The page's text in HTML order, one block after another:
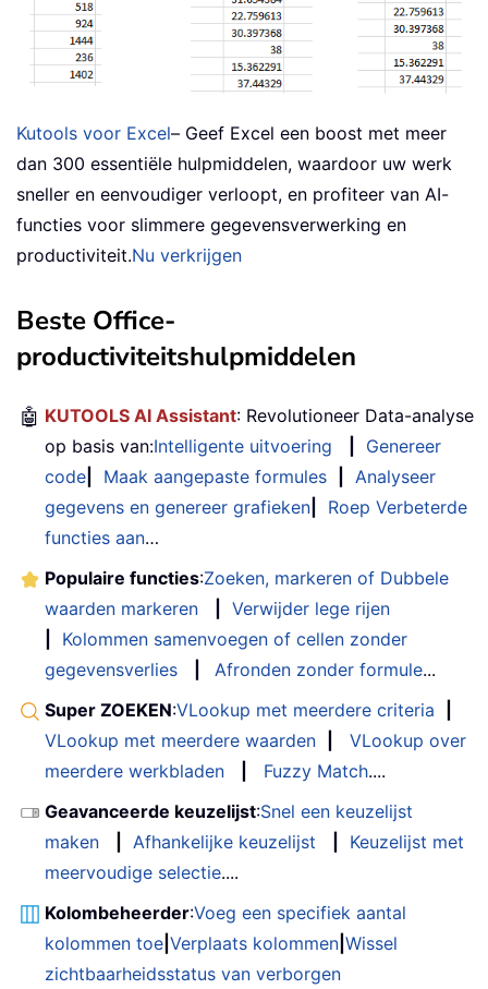
Kutools voor Excel– Geef Excel een boost met meer
dan 300 essentiële hulpmiddelen, waardoor uw werk
sneller en eenvoudiger verloopt, en profiteer van AI-
functies voor slimmere gegevensverwerking en
productiviteit.Nu verkrijgen
Beste Office-
productiviteitshulpmiddelen
🤖 KUTOOLS AI Assistant: Revolutioneer Data-analyse
op basis van:Intelligente uitvoering
Genereer
code
Maak aangepaste formules
Analyseer
gegevens en genereer grafieken
Roep Verbeterde
functies aan…
Populaire functies:Zoeken, markeren of Dubbele
waarden markeren
Verwijder lege rijen
Kolommen samenvoegen of cellen zonder
gegevensverlies
Afronden zonder formule...
Super ZOEKEN:VLookup met meerdere criteria
VLookup met meerdere waarden
VLookup over
meerdere werkbladen
Fuzzy Match....
Geavanceerde keuzelijst:Snel een keuzelijst
maken
Afhankelijke keuzelijst
Keuzelijst met
meervoudige selectie....
Kolombeheerder:Voeg een specifiek aantal
kolommen toe Verplaats kolommen Wissel
zichtbaarheidsstatus van verborgen